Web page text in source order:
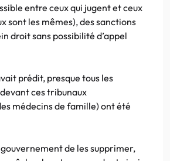
entre ceux qui jugent et ceux
sont les mêmes), des sanctions
droit sans possibilité d’appel
prédit, presque tous les
ces tribunaux
médecins de famille) ont été
de les supprimer,